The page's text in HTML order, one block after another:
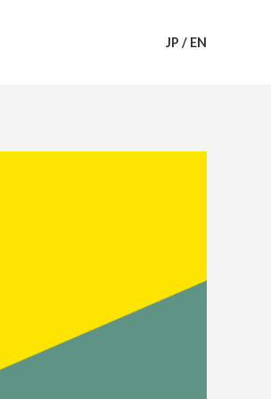
JP / EN